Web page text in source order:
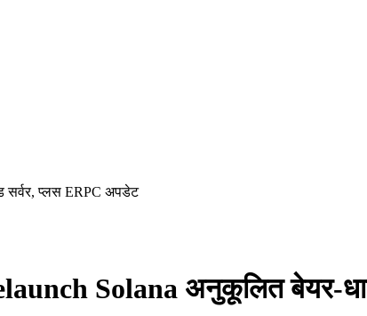
सर्वर, प्लस ERPC अपडेट
Solana अनुकूलित बेयर-